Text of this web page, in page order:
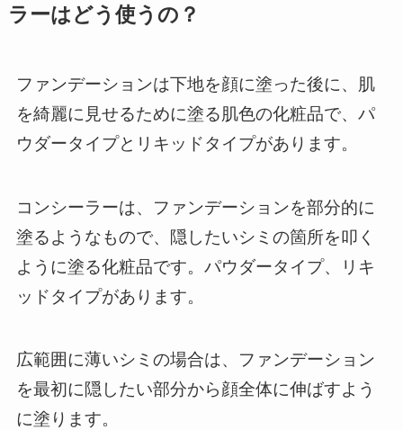
ラーはどう使うの？
ファンデーションは下地を顔に塗った後に、肌
を綺麗に見せるために塗る肌色の化粧品で、パ
ウダータイプとリキッドタイプがあります。
コンシーラーは、ファンデーションを部分的に
塗るようなもので、隠したいシミの箇所を叩く
ように塗る化粧品です。パウダータイプ、リキ
ッドタイプがあります。
広範囲に薄いシミの場合は、ファンデーション
を最初に隠したい部分から顔全体に伸ばすよう
に塗ります。